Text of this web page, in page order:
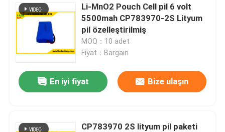
Li-MnO2 Pouch Cell pil 6 volt
5500mah CP783970-2S Lityum
pil özelleştirilmiş
MOQ：10 adet
Fiyat：Bargain
En iyi fiyat Bize ulaşın
CP783970 2S lityum pil paketi